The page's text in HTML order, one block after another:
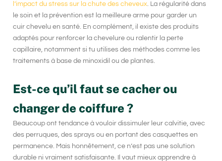
l’impact du stress sur la chute des cheveux. La régularité dans
le soin et la prévention est la meilleure arme pour garder un
cuir chevelu en santé. En complément, il existe des produits
adaptés pour renforcer la chevelure ou ralentir la perte
capillaire, notamment si tu utilises des méthodes comme les
traitements à base de minoxidil ou de plantes.
Est-ce qu’il faut se cacher ou
changer de coiffure ?
Beaucoup ont tendance à vouloir dissimuler leur calvitie, avec
des perruques, des sprays ou en portant des casquettes en
permanence. Mais honnêtement, ce n’est pas une solution
durable ni vraiment satisfaisante. Il vaut mieux apprendre à